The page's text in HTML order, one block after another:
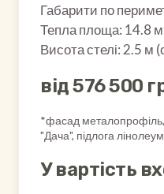
Габарити по
Тепла площа: 14.8
Висота стелі: 2.5 м
від 576 500
*фасад металопрофіль,
"Дача", підлога
У вартість